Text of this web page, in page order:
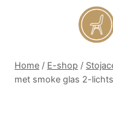
Home / E-shop /
met smoke glas 2-